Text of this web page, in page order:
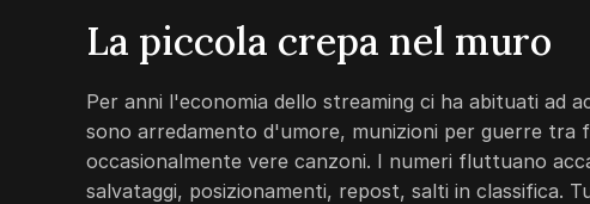
La piccola crepa nel muro
Per anni l'economia dello streaming ci ha abituati ad
sono arredamento d'umore, munizioni per guerre
occasionalmente vere canzoni. I numeri fluttuano
salvataggi, posizionamenti, repost, salti in classifica.